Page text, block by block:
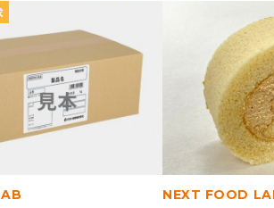
アップできる素材はあり
たに発売いたしま
てご紹介します。
NEXT FOOD